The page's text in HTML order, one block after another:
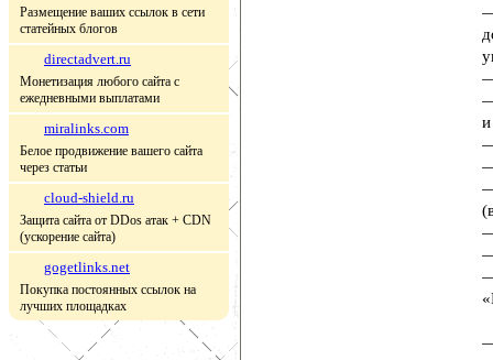
Размещение ваших ссылок в сети
статейных блогов
directadvert.ru
Монетизация любого сайта с
ежедневными выплатами
miralinks.com
Белое продвижение вашего сайта
через статьи
cloud-shield.ru
Защита сайта от DDos атак + CDN
(ускорение сайта)
gogetlinks.net
Покупка постоянных ссылок на
лучших площадках